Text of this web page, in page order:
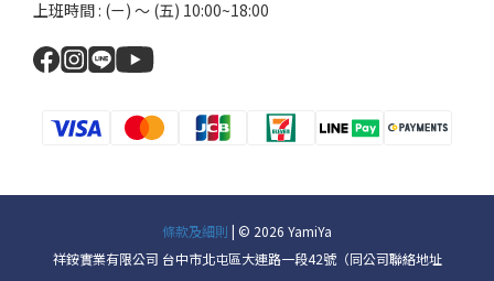
上班時間 : (ㄧ) ～ (五) 10:00~18:00
條款及細則 | © 2026 YamiYa
祥銨實業有限公司 台中市北屯區大連路一段42號（同公司聯絡地址